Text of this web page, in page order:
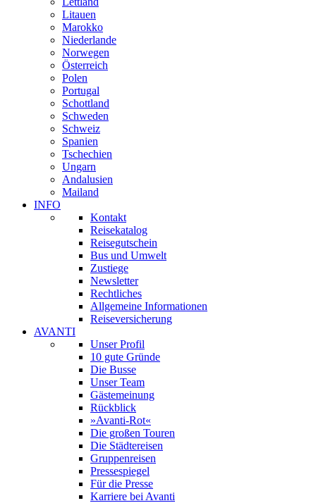
Litauen
Marokko
Niederlande
Norwegen
Österreich
Polen
Portugal
Schottland
Schweden
Schweiz
Spanien
Tschechien
Ungarn
Andalusien
Mailand
INFO
Kontakt
Reisekatalog
Reisegutschein
Bus und Umwelt
Zustiege
Newsletter
Rechtliches
Allgemeine Informationen
Reiseversicherung
AVANTI
Unser Profil
10 gute Gründe
Die Busse
Unser Team
Gästemeinung
Rückblick
»Avanti-Rot«
Die großen Touren
Die Städtereisen
Gruppenreisen
Pressespiegel
Für die Presse
Karriere bei Avanti